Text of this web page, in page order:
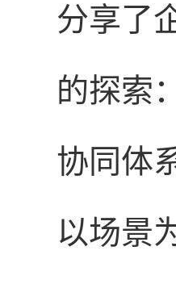
分享了
的探索
协同体
以场景